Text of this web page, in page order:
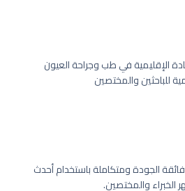
الإقليمية في طب وجراحة العيون
للباحثين والمختصين
الجودة ومتكاملة باستخدام أحدث
الخبراء والمختصين.